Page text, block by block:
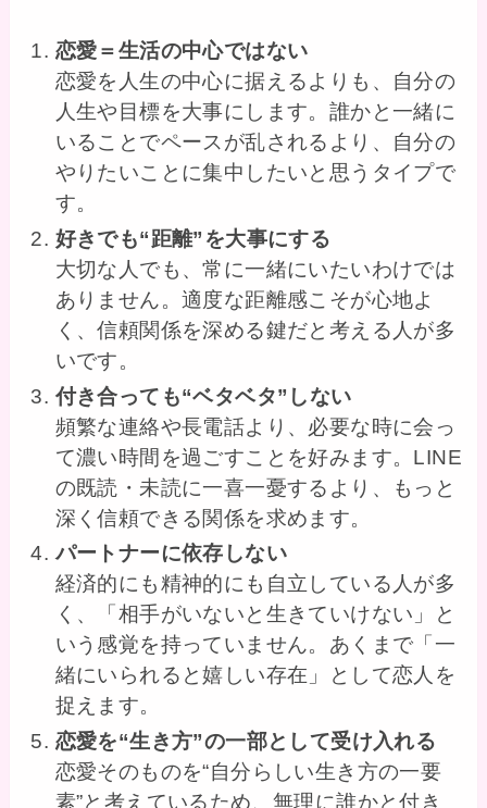
恋愛＝生活の中心ではない
恋愛を人生の中心に据えるよりも、自分の
人生や目標を大事にします。誰かと一緒に
いることでペースが乱されるより、自分の
やりたいことに集中したいと思うタイプで
す。
好きでも“距離”を大事にする
大切な人でも、常に一緒にいたいわけでは
ありません。適度な距離感こそが心地よ
く、信頼関係を深める鍵だと考える人が多
いです。
付き合っても“ベタベタ”しない
頻繁な連絡や長電話より、必要な時に会っ
て濃い時間を過ごすことを好みます。LINE
の既読・未読に一喜一憂するより、もっと
深く信頼できる関係を求めます。
パートナーに依存しない
経済的にも精神的にも自立している人が多
く、「相手がいないと生きていけない」と
いう感覚を持っていません。あくまで「一
緒にいられると嬉しい存在」として恋人を
捉えます。
恋愛を“生き方”の一部として受け入れる
恋愛そのものを“自分らしい生き方の一要
素”と考えているため、無理に誰かと付き